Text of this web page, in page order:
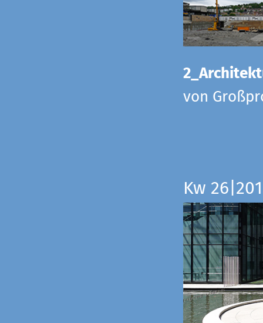
von
Kw